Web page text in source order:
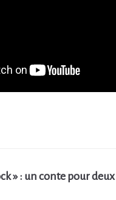
» : un conte pour deux